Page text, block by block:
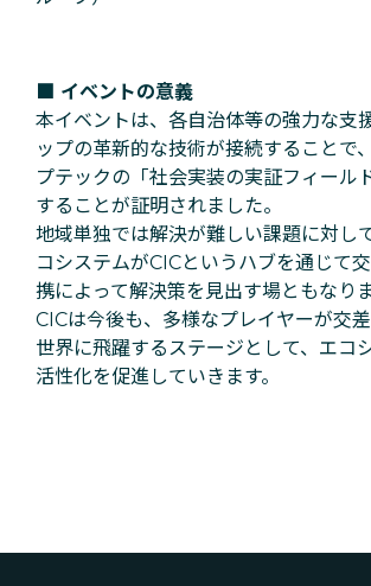
■ イベントの意義
本イベントは、各自治体等の強力な支
ップの革新的な技術が接続することで
プテックの「社会実装の実証フィール
することが証明されました。
地域単独では解決が難しい課題に対し
コシステムがCICというハブを通じて
携によって解決策を見出す場ともなりま
CICは今後も、多様なプレイヤーが交差
世界に飛躍するステージとして、エコ
活性化を促進していきます。